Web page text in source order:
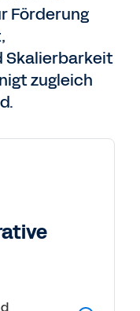
Förderung
Skalierbarkeit
zugleich